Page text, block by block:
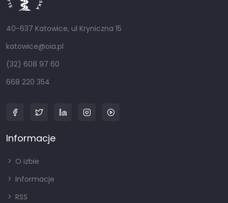
40-637 Katowice, ul Kryniczna 15
katowice@oia.pl
(32) 608 97 60
668 220 354
Informacje
O izbie
Informacje
RSS